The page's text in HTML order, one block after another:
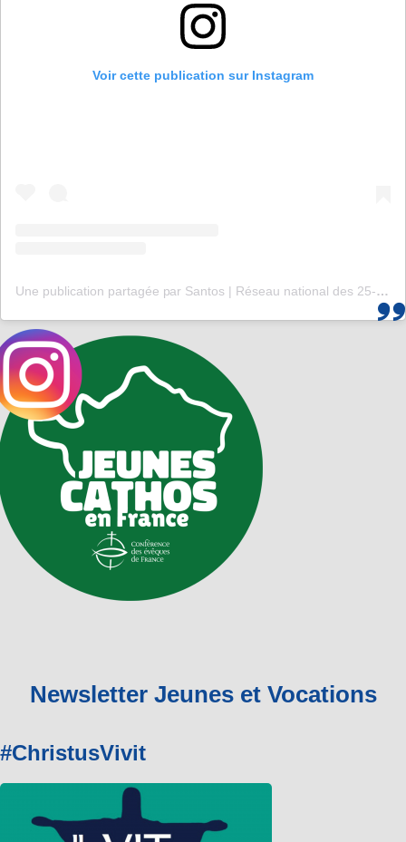
Voir cette publication sur Instagram
Une publication partagée par Santos | Réseau national des 25-35 (@santos_cef)
Newsletter Jeunes et Vocations
#ChristusVivit